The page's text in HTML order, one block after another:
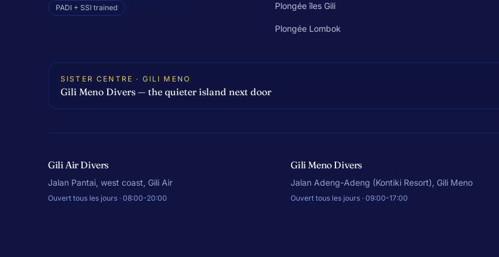
PADI + SSI trained
Plongée îles Gili
Plongée Lombok
SISTER CENTRE · GILI MENO
Gili Meno Divers — the quieter island next door
Gili Air Divers
Jalan Pantai, west coast, Gili Air
Ouvert tous les jours · 08:00-20:00
Gili Meno Divers
Jalan Adeng-Adeng (Kontiki Resort), Gili Meno
Ouvert tous les jours · 09:00-17:00